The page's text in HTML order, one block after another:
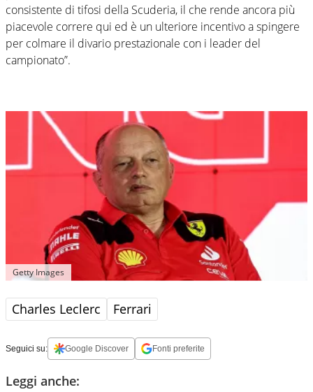
consistente di tifosi della Scuderia, il che rende ancora più
piacevole correre qui ed è un ulteriore incentivo a spingere
per colmare il divario prestazionale con i leader del
campionato”.
Getty Images
Charles Leclerc Ferrari
Seguici su: Google Discover Fonti preferite
Leggi anche: